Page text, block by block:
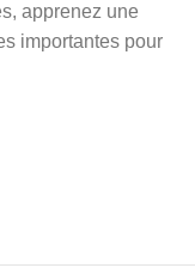
apprenez une
importantes pour